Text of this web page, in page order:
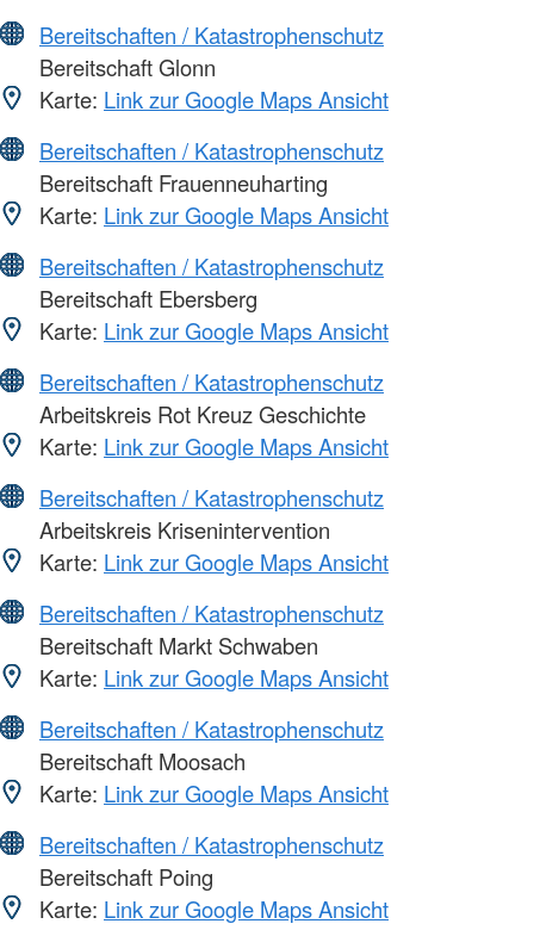
Bereitschaften / Katastrophenschutz
Bereitschaft Glonn
Karte: Link zur Google Maps Ansicht
Bereitschaften / Katastrophenschutz
Bereitschaft Frauenneuharting
Karte: Link zur Google Maps Ansicht
Bereitschaften / Katastrophenschutz
Bereitschaft Ebersberg
Karte: Link zur Google Maps Ansicht
Bereitschaften / Katastrophenschutz
Arbeitskreis Rot Kreuz Geschichte
Karte: Link zur Google Maps Ansicht
Bereitschaften / Katastrophenschutz
Arbeitskreis Krisenintervention
Karte: Link zur Google Maps Ansicht
Bereitschaften / Katastrophenschutz
Bereitschaft Markt Schwaben
Karte: Link zur Google Maps Ansicht
Bereitschaften / Katastrophenschutz
Bereitschaft Moosach
Karte: Link zur Google Maps Ansicht
Bereitschaften / Katastrophenschutz
Bereitschaft Poing
Karte: Link zur Google Maps Ansicht